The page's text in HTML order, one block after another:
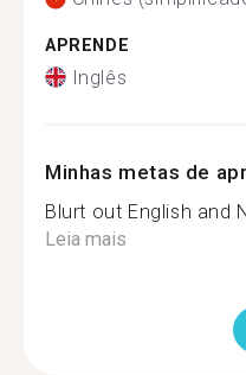
APRENDE
Inglês
Minhas metas de
Blurt out English and
Leia mais